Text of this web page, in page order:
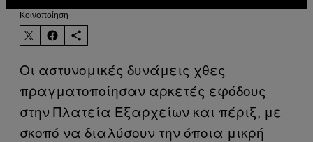
Kοινοποίηση
Οι αστυνομικές δυνάμεις χθες
πραγματοποίησαν αρκετές εφόδους
στην Πλατεία Εξαρχείων και πέριξ, με
σκοπό να διαλύσουν την όποια μικρή